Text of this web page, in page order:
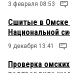
3 февраля 08:53
Сшитые в Омске
Национальной
9 декабря 13:41
Проверка